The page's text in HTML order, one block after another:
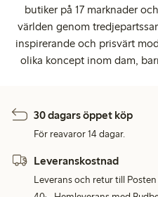
butiker på 17 marknader
världen genom
inspirerande och prisvärt
olika koncept inom dam,
30 dagars öppet köp
För reavaror 14 dagar.
Leveranskostnad
Leverans och retur till